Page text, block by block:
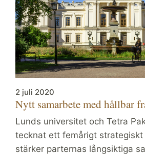
2 juli 2020
Nytt samarbete med hållbar
Lunds universitet och Tetra
tecknat ett femårigt strategiskt
stärker parternas långsiktiga